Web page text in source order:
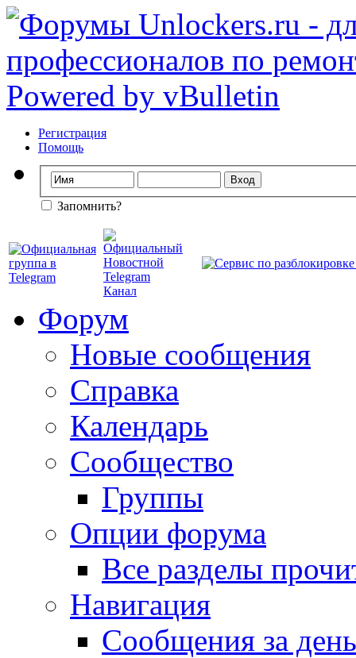
Регистрация
Помощь
Запомнить?
Форум
Новые сообщения
Справка
Календарь
Сообщество
Группы
Опции форума
Все разделы
Навигация
Сообщения за день